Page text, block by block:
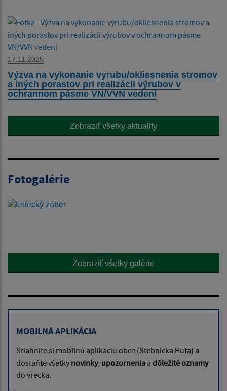
17.11.2025
Výzva na vykonanie výrubu/okliesnenia stromov
a iných porastov pri realizácii výrubov v
ochrannom pásme VN/VVN vedení
Zobraziť všetky aktuality
Fotogalérie
Zobraziť všetky galérie
MOBILNÁ APLIKÁCIA
Stiahnite si mobilnú aplikáciu obce (Stebnícka Huta) a
dostaňte všetky novinky, upozornenia a dôležité oznamy
do vrecka.